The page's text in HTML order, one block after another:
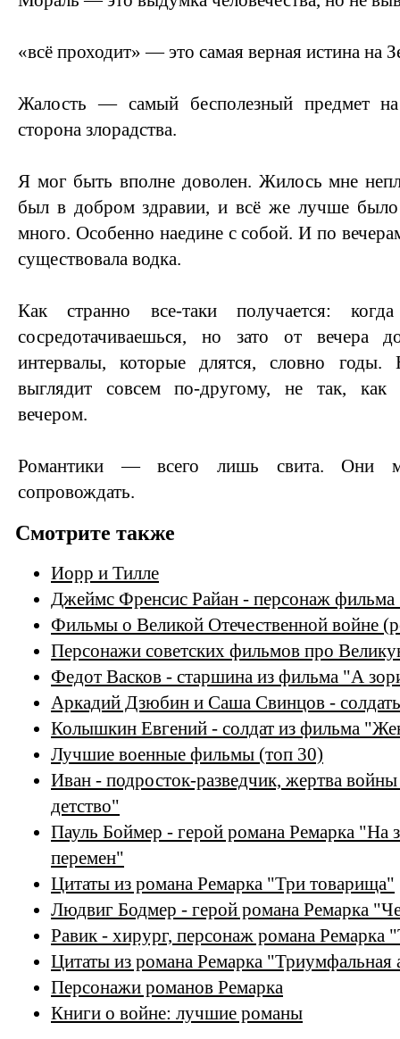
«всё проходит» — это самая верная истина на
Жалость — самый бесполезный предмет
сторона злорадства.
Я мог быть вполне доволен. Жилось мне
был в добром здравии, и всё же лучше
много. Особенно наедине с собой. И по
существовала водка.
Как странно все-таки получается:
сосредотачиваешься, но зато от вечера
интервалы, которые длятся, словно
выглядит совсем по-другому, не так, как
вечером.
Романтики — всего лишь свита. Они
сопровождать.
Смотрите также
Иорр и Тилле
Джеймс Френсис Райан - персонаж фильма
Фильмы о Великой Отечественной войне
Персонажи советских фильмов про
Федот Васков - старшина из фильма "А
Аркадий Дзюбин и Саша Свинцов -
Колышкин Евгений - солдат из фильма
Лучшие военные фильмы (топ 30)
Иван - подросток-разведчик, жертва
детство"
Пауль Боймер - герой романа Ремарка "На
перемен"
Цитаты из романа Ремарка "Три товарища"
Людвиг Бодмер - герой романа Ремарка
Равик - хирург, персонаж романа Ремарка
Цитаты из романа Ремарка "Триумфальная
Персонажи романов Ремарка
Книги о войне: лучшие романы